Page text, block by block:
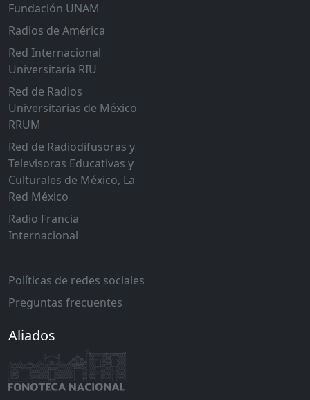
Fundación UNAM
Radios de América
Red Internacional
Universitaria RIU
Red de Radios
Universitarias de México
RRUM
Red de Radiodifusoras y
Televisoras Educativas y
Culturales de México, La
Red México
Radio Francia
Internacional
Políticas de redes sociales
Preguntas frecuentes
Aliados